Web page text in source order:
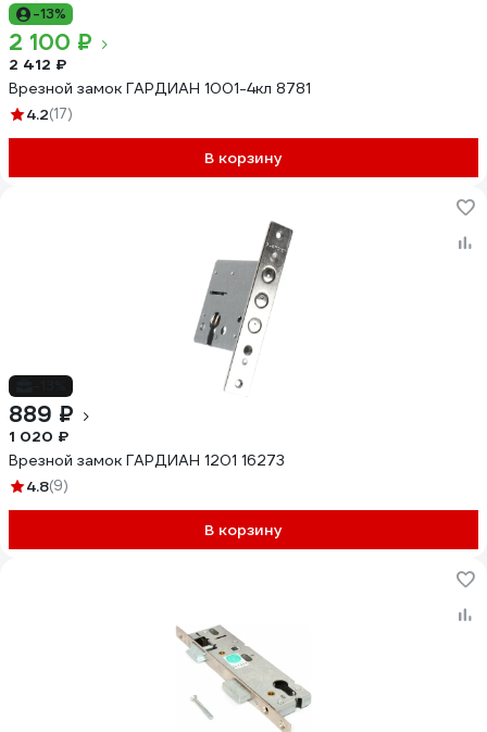
-13%
2 100 ₽
2 412 ₽
Врезной замок ГАРДИАН 1001-4кл 8781
4.2(17)
В корзину
889 ₽
1 020 ₽
Врезной замок ГАРДИАН 1201 16273
4.8(9)
В корзину